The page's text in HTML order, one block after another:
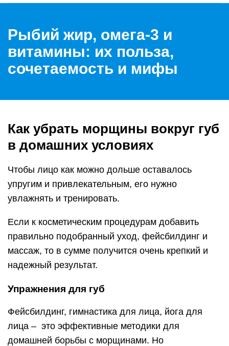
Рыбий жир, омега-3 и
витамины: их польза,
сочетаемость и мифы
Как убрать морщины вокруг губ
в домашних условиях
Чтобы лицо как можно дольше оставалось
упругим и привлекательным, его нужно
увлажнять и тренировать.
Если к косметическим процедурам добавить
правильно подобранный уход, фейсбилдинг и
массаж, то в сумме получится очень крепкий и
надежный результат.
Упражнения для губ
Фейсбилдинг, гимнастика для лица, йога для
лица – это эффективные методики для
домашней борьбы с морщинами. Но